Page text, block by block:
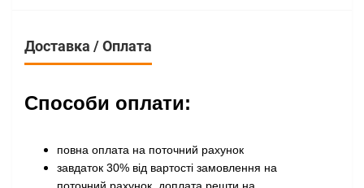
Доставка / Оплата
Способи оплати:
повна оплата на поточний рахунок
завдаток 30% від вартості замовлення на